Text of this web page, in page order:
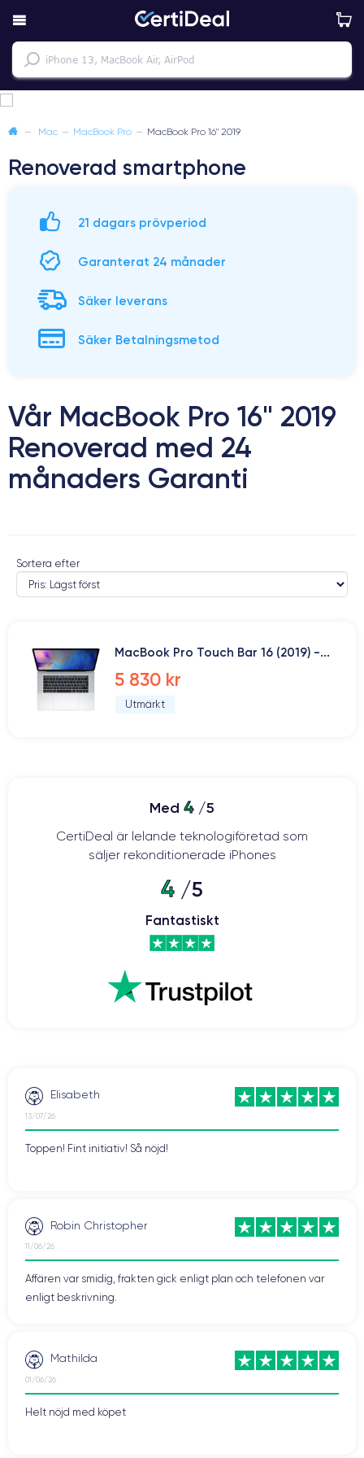
— Mac — MacBook Pro — MacBook Pro 16" 2019
Renoverad smartphone
21 dagars prövperiod
Garanterat 24 månader
Säker leverans
Säker Betalningsmetod
Vår MacBook Pro 16" 2019
Renoverad med 24
månaders Garanti
Sortera efter
MacBook Pro Touch Bar 16 (2019) -...
5 830 kr
Utmärkt
Med 4 /5
CertiDeal är lelande teknologiföretad som
säljer rekonditionerade iPhones
4 /5
Fantastiskt
Elisabeth
13/07/26
Toppen! Fint initiativ! Så nöjd!
Robin Christopher
11/06/26
Affären var smidig, frakten gick enligt plan och telefonen var
enligt beskrivning.
Mathilda
01/06/26
Helt nöjd med köpet